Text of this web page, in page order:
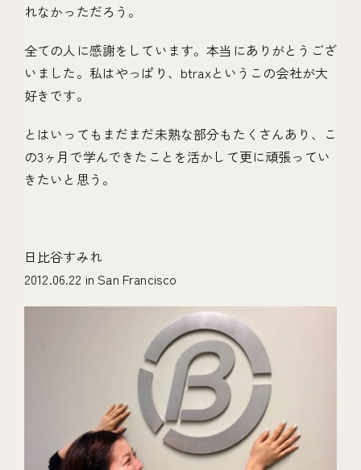
れなかっただろう。
全ての人に感謝をしています。本当にありがとうござ
いました。私はやっぱり、btraxというこの会社が大
好きです。
とはいってもまだまだ未熟な部分もたくさんあり、こ
の3ヶ月で学んできたことを活かして更に頑張ってい
きたいと思う。
日比谷すみれ
2012.06.22 in San Francisco